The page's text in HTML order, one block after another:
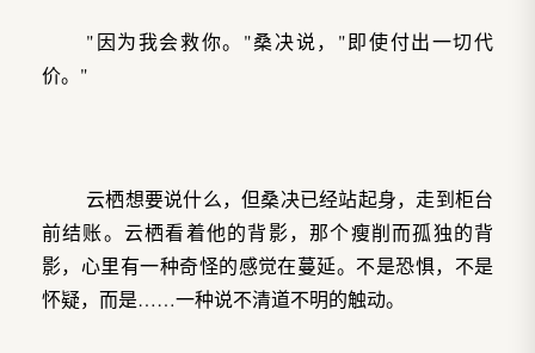
"因为我会救你。"桑决说，"即使付出一切代
价。"
云栖想要说什么，但桑决已经站起身，走到柜台
前结账。云栖看着他的背影，那个瘦削而孤独的背
影，心里有一种奇怪的感觉在蔓延。不是恐惧，不是
怀疑，而是……一种说不清道不明的触动。